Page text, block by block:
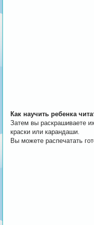
Как научить ребенка
Затем вы раскрашиваете
краски или карандаши.
Вы можете распечатать